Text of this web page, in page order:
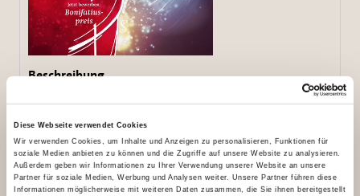
Diese Webseite verwendet Cookies
Wir verwenden Cookies, um Inhalte und Anzeigen zu personalisieren, Funktionen für
soziale Medien anbieten zu können und die Zugriffe auf unsere Website zu analysieren.
Außerdem geben wir Informationen zu Ihrer Verwendung unserer Website an unsere
Partner für soziale Medien, Werbung und Analysen weiter. Unsere Partner führen diese
Informationen möglicherweise mit weiteren Daten zusammen, die Sie ihnen bereitgestellt
681,81 KB
Download